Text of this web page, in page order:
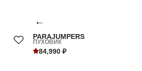
PARAJUMPERS
ПУХОВИК
84,990 ₽